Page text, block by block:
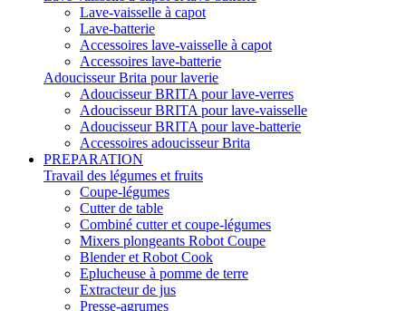
Lave-vaisselle à capot
Lave-batterie
Accessoires lave-vaisselle à capot
Accessoires lave-batterie
Adoucisseur Brita pour laverie
Adoucisseur BRITA pour lave-verres
Adoucisseur BRITA pour lave-vaisselle
Adoucisseur BRITA pour lave-batterie
Accessoires adoucisseur Brita
PREPARATION
Travail des légumes et fruits
Coupe-légumes
Cutter de table
Combiné cutter et coupe-légumes
Mixers plongeants Robot Coupe
Blender et Robot Cook
Eplucheuse à pomme de terre
Extracteur de jus
Presse-agrumes